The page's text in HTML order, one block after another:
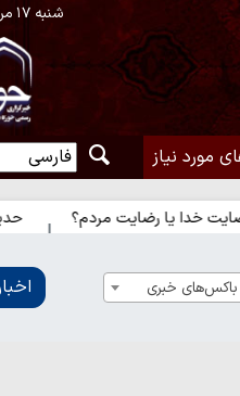
شنبه ۱۷ مرداد ۱۴۰۵
مورد نیاز
یا رضایت مردم؟ حدیث
خبری